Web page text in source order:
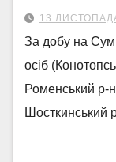
13
За добу на
осіб
Роменський р-
Шосткинський